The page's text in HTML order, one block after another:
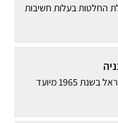
החלטות בעלות חשיבות
חוק התכנון והבניה שנחקק בישראל בשנת 1965 מיועד